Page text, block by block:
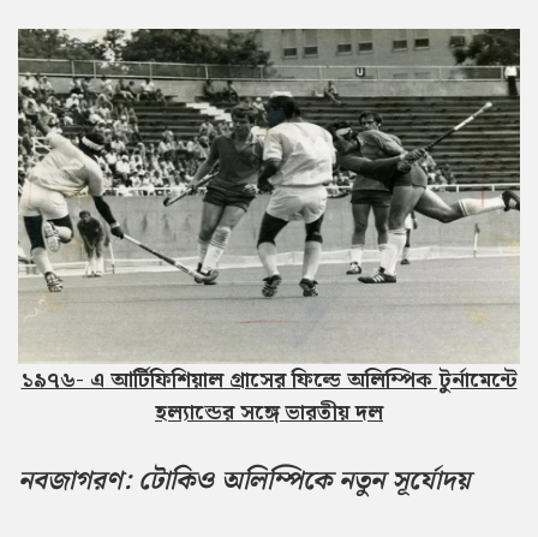
১৯৭৬- এ আর্টিফিশিয়াল গ্রাসের ফিল্ডে অলিম্পিক টুর্নামেন্টে
হল্যান্ডের সঙ্গে ভারতীয় দল
নবজাগরণ: টোকিও অলিম্পিকে নতুন সূর্যোদয়